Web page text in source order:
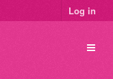
Log in